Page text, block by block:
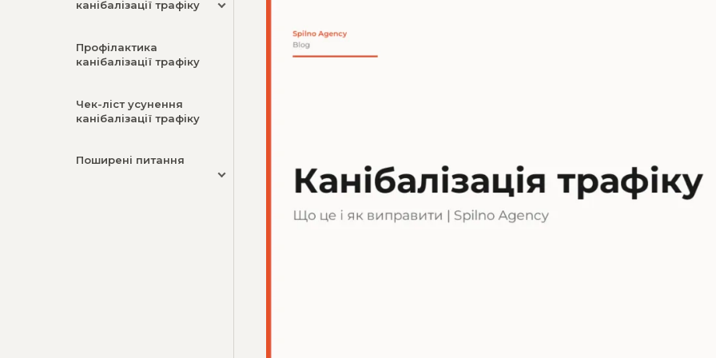
канібалізації трафіку
Профілактика
канібалізації трафіку
Чек-ліст усунення
канібалізації трафіку
Поширені питання